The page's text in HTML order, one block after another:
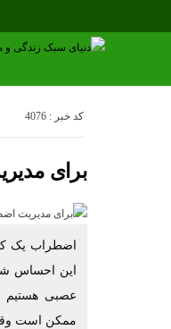
کد خبر : 4076
برای
اضطراب یک
این احساس
عصبی هستیم
ممکن است